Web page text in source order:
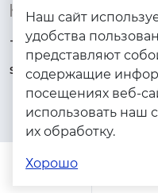
Контакты
+7 (925) 144-64-73
Помощь
Наш сайт
удобства
представляют
содержащие
посещениях веб-
использовать наш
их обработку.
Хорошо